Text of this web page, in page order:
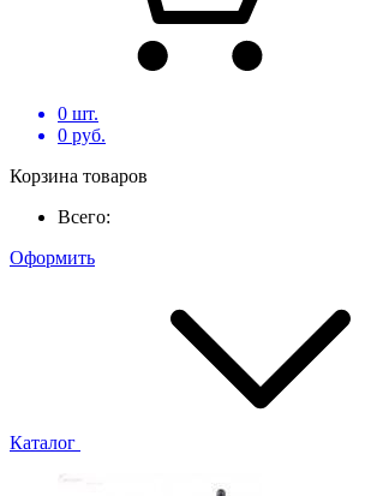
0 шт.
0 руб.
Корзина товаров
Всего:
Оформить
Каталог